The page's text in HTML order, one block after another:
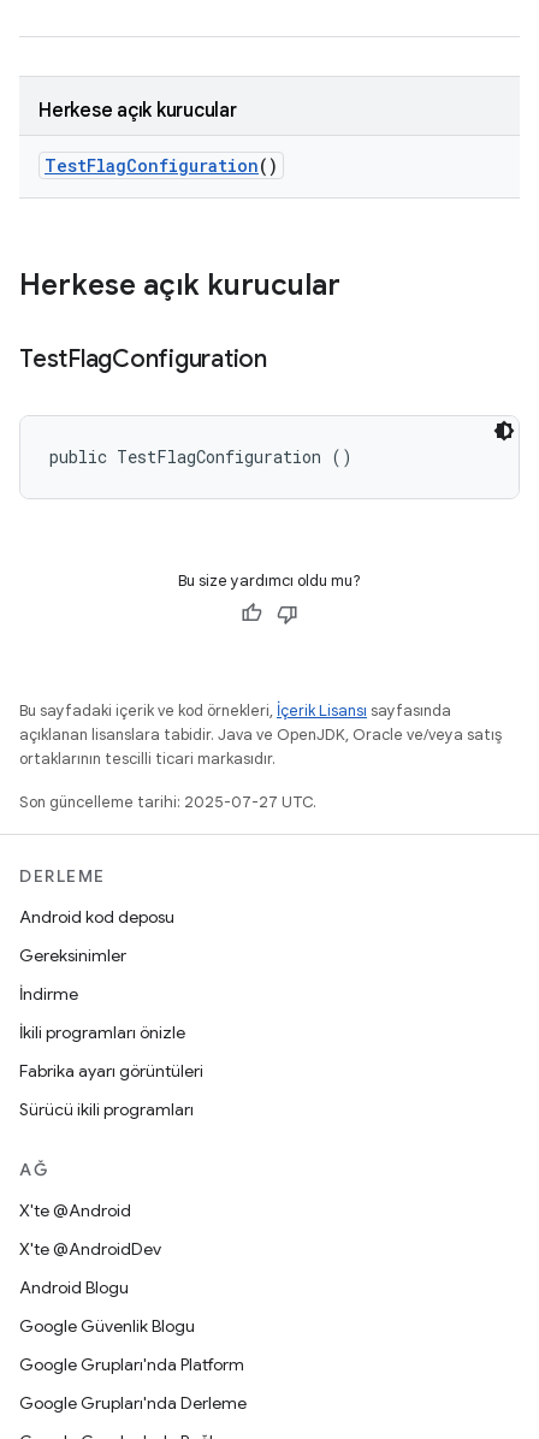
Herkese açık kurucular
TestFlagConfiguration()
Herkese açık kurucular
TestFlagConfiguration
public TestFlagConfiguration ()
Bu size yardımcı oldu mu?
Bu sayfadaki içerik ve kod örnekleri, İçerik Lisansı sayfasında
açıklanan lisanslara tabidir. Java ve OpenJDK, Oracle ve/veya satış
ortaklarının tescilli ticari markasıdır.
Son güncelleme tarihi: 2025-07-27 UTC.
DERLEME
Android kod deposu
Gereksinimler
İndirme
İkili programları önizle
Fabrika ayarı görüntüleri
Sürücü ikili programları
AĞ
X'te @Android
X'te @AndroidDev
Android Blogu
Google Güvenlik Blogu
Google Grupları'nda Platform
Google Grupları'nda Derleme